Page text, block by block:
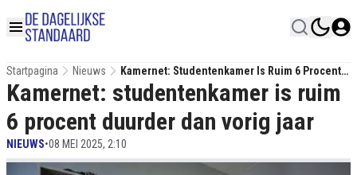
Startpagina Nieuws
Kamernet: Studentenkamer Is Ruim 6 Procent
Duurder Dan Vorig Jaar
Kamernet: studentenkamer is ruim
6 procent duurder dan vorig jaar
NIEUWS•08 MEI 2025, 2:10